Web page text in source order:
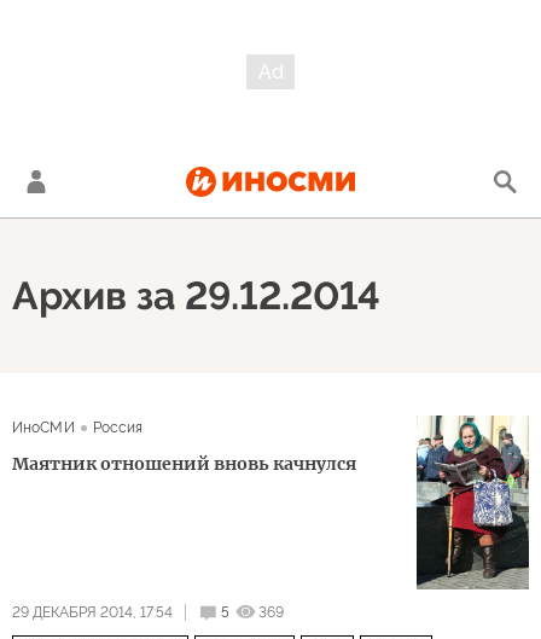
Архив за 29.12.2014
ИноСМИ Россия
Маятник отношений вновь качнулся
29 ДЕКАБРЯ 2014, 17:54 5 369